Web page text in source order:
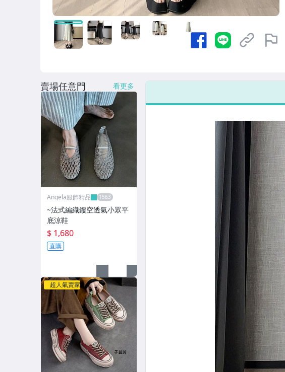
居家、家具與園藝
玩具、模型與公仔
男性精品與服飾
偶像、球員卡與郵幣
手錶與飾品配件
女包精品與女鞋
家電與影音視聽
賣場任意門 看更多
Angela服飾精品
~法式編織鏤空透氣小眾平
底涼鞋
$ 1,680
直購
超人氣賣家